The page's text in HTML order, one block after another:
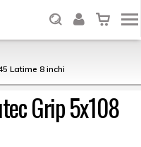
Latime 8 inchi
Grip 5x108